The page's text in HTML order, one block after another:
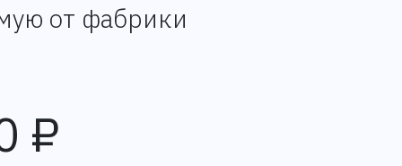
от фабрики
₽